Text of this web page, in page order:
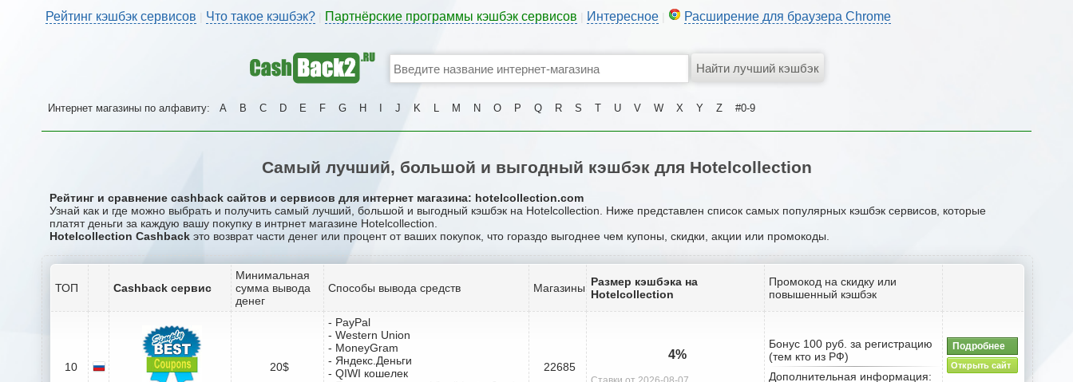
Рейтинг кэшбэк сервисов Что такое кэшбэк? Партнёрские программы кэшбэк сервисов Интересное Расширение для браузера Chrome
Интернет магазины по алфавиту: A B C D E F G H J K L M N O P Q R S T U V W X Y Z #0-9
Самый лучший, большой и выгодный кэшбэк для Hotelcollection
Рейтинг и сравнение cashback сайтов и сервисов для интернет магазина: hotelcollection.com
Узнай как и где можно выбрать и получить самый лучший, большой и выгодный кэшбэк на Hotelcollection. Ниже представлен список самых популярных кэшбэк сервисов, которые
платят деньги за каждую вашу покупку в интрнет магазине Hotelcollection.
Hotelcollection Cashback это возврат части денег или процент от ваших покупок, что гораздо выгоднее чем купоны, скидки, акции или промокоды.
ТОП Cashback сервис
Минимальная
сумма вывода
денег
Способы вывода средств Магазины Размер кэшбэка на
Hotelcollection
Промокод на скидку или
повышенный кэшбэк
10 20$
- PayPal
- Western Union
- MoneyGram
- Яндекс.Деньги
- QIWI кошелек
22685
4%
Бонус 100 руб. за регистрацию
(тем кто из РФ)
Дополнительная информация:
Подробнее
Открыть сайт